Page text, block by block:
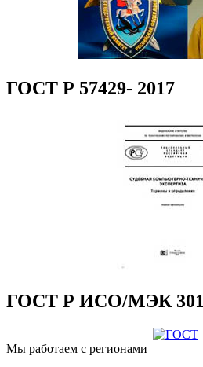
ГОСТ Р 57429- 2017
ГОСТ Р ИСО/МЭК
Мы работаем с регионами